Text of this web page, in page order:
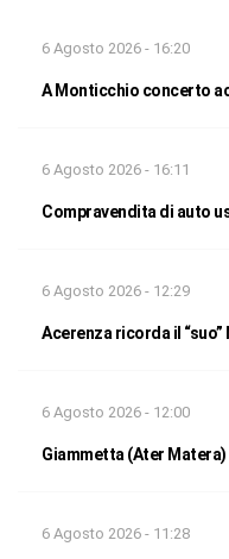
6 Agosto 2026 - 16:20
A Monticchio concerto
6 Agosto 2026 - 16:11
Compravendita di auto
6 Agosto 2026 - 12:29
Acerenza ricorda il “suo”
6 Agosto 2026 - 12:00
Giammetta (Ater
6 Agosto 2026 - 11:28